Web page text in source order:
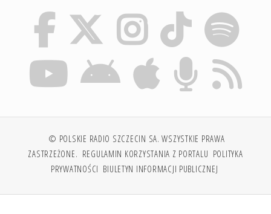
© POLSKIE RADIO SZCZECIN SA. WSZYSTKIE PRAWA
ZASTRZEŻONE. REGULAMIN KORZYSTANIA Z PORTALU POLITYKA
PRYWATNOŚCI BIULETYN INFORMACJI PUBLICZNEJ